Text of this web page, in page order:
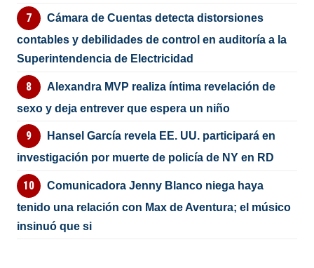
Cámara de Cuentas detecta distorsiones
contables y debilidades de control en auditoría a la
Superintendencia de Electricidad
Alexandra MVP realiza íntima revelación de
sexo y deja entrever que espera un niño
Hansel García revela EE. UU. participará en
investigación por muerte de policía de NY en RD
Comunicadora Jenny Blanco niega haya
tenido una relación con Max de Aventura; el músico
insinuó que si